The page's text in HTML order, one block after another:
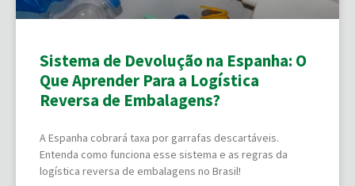
Sistema de Devolução na Espanha: O
Que Aprender Para a Logística
Reversa de Embalagens?
A Espanha cobrará taxa por garrafas descartáveis.
Entenda como funciona esse sistema e as regras da
logística reversa de embalagens no Brasil!